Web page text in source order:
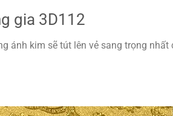
gia 3D112
ánh kim sẽ tút lên vẻ sang trọng